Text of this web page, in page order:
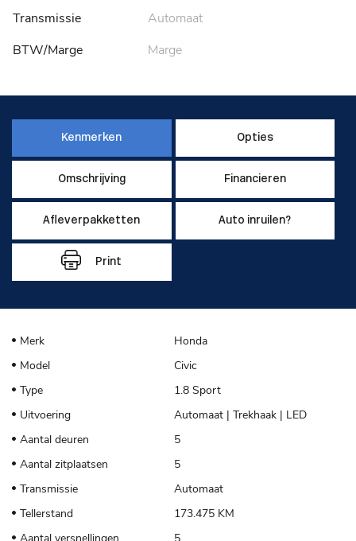
Transmissie
Automaat
BTW/Marge
Marge
Kenmerken Opties
Omschrijving Financieren
Afleverpakketten Auto inruilen?
Print
Merk
Honda
Model
Civic
Type
1.8 Sport
Uitvoering
Automaat | Trekhaak | LED
Aantal deuren
5
Aantal zitplaatsen
5
Transmissie
Automaat
Tellerstand
173.475 KM
Aantal versnellingen
5